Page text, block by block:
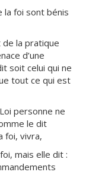
la foi sont bénis
de la pratique
d’une
soit celui qui ne
tout ce qui est
personne ne
le dit
foi, vivra,
mais elle dit :